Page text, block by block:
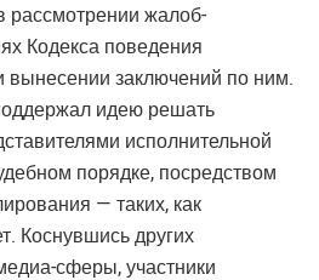
рассмотрении жалоб-
Кодекса поведения
заключений по ним.
идею решать
исполнительной
порядке, посредством
— таких, как
Коснувшись других
сферы, участники